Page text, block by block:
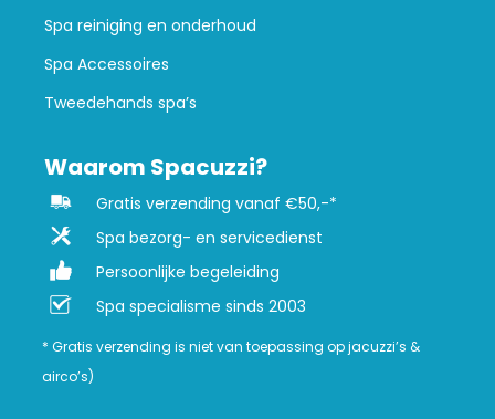
Spa reiniging en onderhoud
Spa Accessoires
Tweedehands spa’s
Waarom Spacuzzi?
Gratis verzending vanaf €50,-*
Spa bezorg- en servicedienst
Persoonlijke begeleiding
Spa specialisme sinds 2003
* Gratis verzending is niet van toepassing op jacuzzi’s &
airco’s)